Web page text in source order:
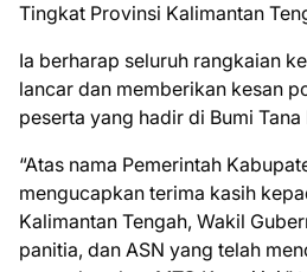
Tingkat Provinsi Kalimantan
Ia berharap seluruh rangkaian
lancar dan memberikan kesan
peserta yang hadir di Bumi
“Atas nama Pemerintah
mengucapkan terima kasih
Kalimantan Tengah, Wakil
panitia, dan ASN yang telah